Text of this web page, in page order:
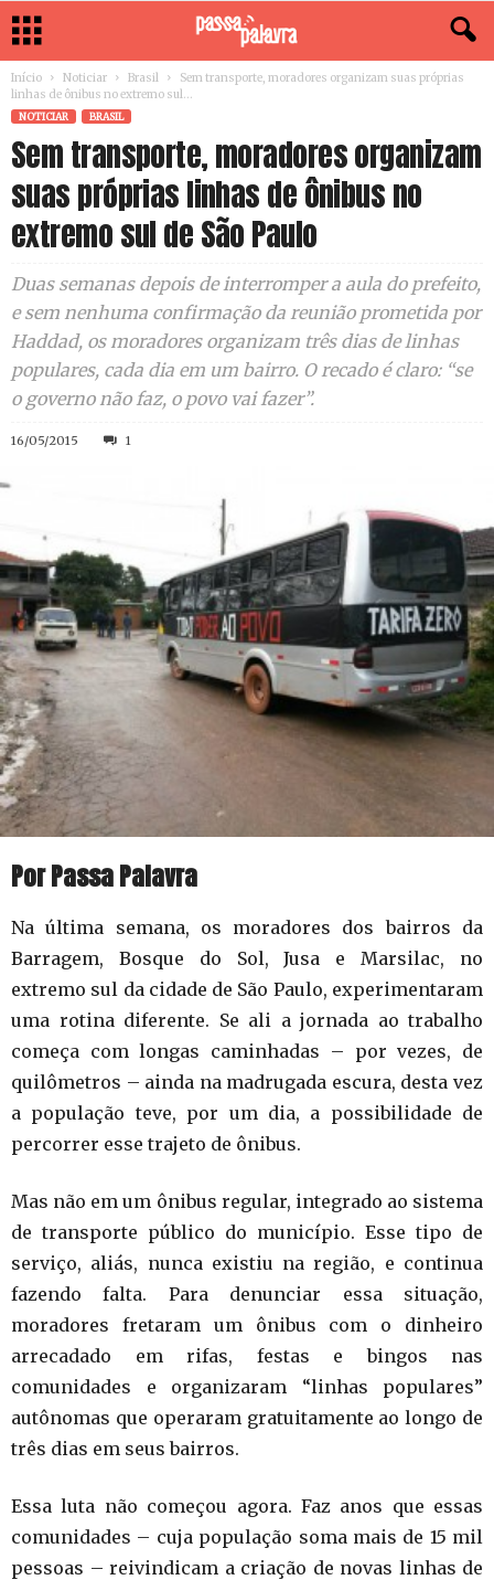
Início Noticiar Brasil
Sem transporte, moradores organizam suas próprias
linhas de ônibus no extremo sul...
NOTICIAR BRASIL
Sem transporte, moradores organizam
suas próprias linhas de ônibus no
extremo sul de São Paulo
Duas semanas depois de interromper a aula do prefeito,
e sem nenhuma confirmação da reunião prometida por
Haddad, os moradores organizam três dias de linhas
populares, cada dia em um bairro. O recado é claro: “se
o governo não faz, o povo vai fazer”.
16/05/2015 1
Por Passa Palavra
Na última semana, os moradores dos bairros da
Barragem, Bosque do Sol, Jusa e Marsilac, no
extremo sul da cidade de São Paulo, experimentaram
uma rotina diferente. Se ali a jornada ao trabalho
começa com longas caminhadas – por vezes, de
quilômetros – ainda na madrugada escura, desta vez
a população teve, por um dia, a possibilidade de
percorrer esse trajeto de ônibus.
Mas não em um ônibus regular, integrado ao sistema
de transporte público do município. Esse tipo de
serviço, aliás, nunca existiu na região, e continua
fazendo falta. Para denunciar essa situação,
moradores fretaram um ônibus com o dinheiro
arrecadado em rifas, festas e bingos nas
comunidades e organizaram “linhas populares”
autônomas que operaram gratuitamente ao longo de
três dias em seus bairros.
Essa luta não começou agora. Faz anos que essas
comunidades – cuja população soma mais de 15 mil
pessoas – reivindicam a criação de novas linhas de